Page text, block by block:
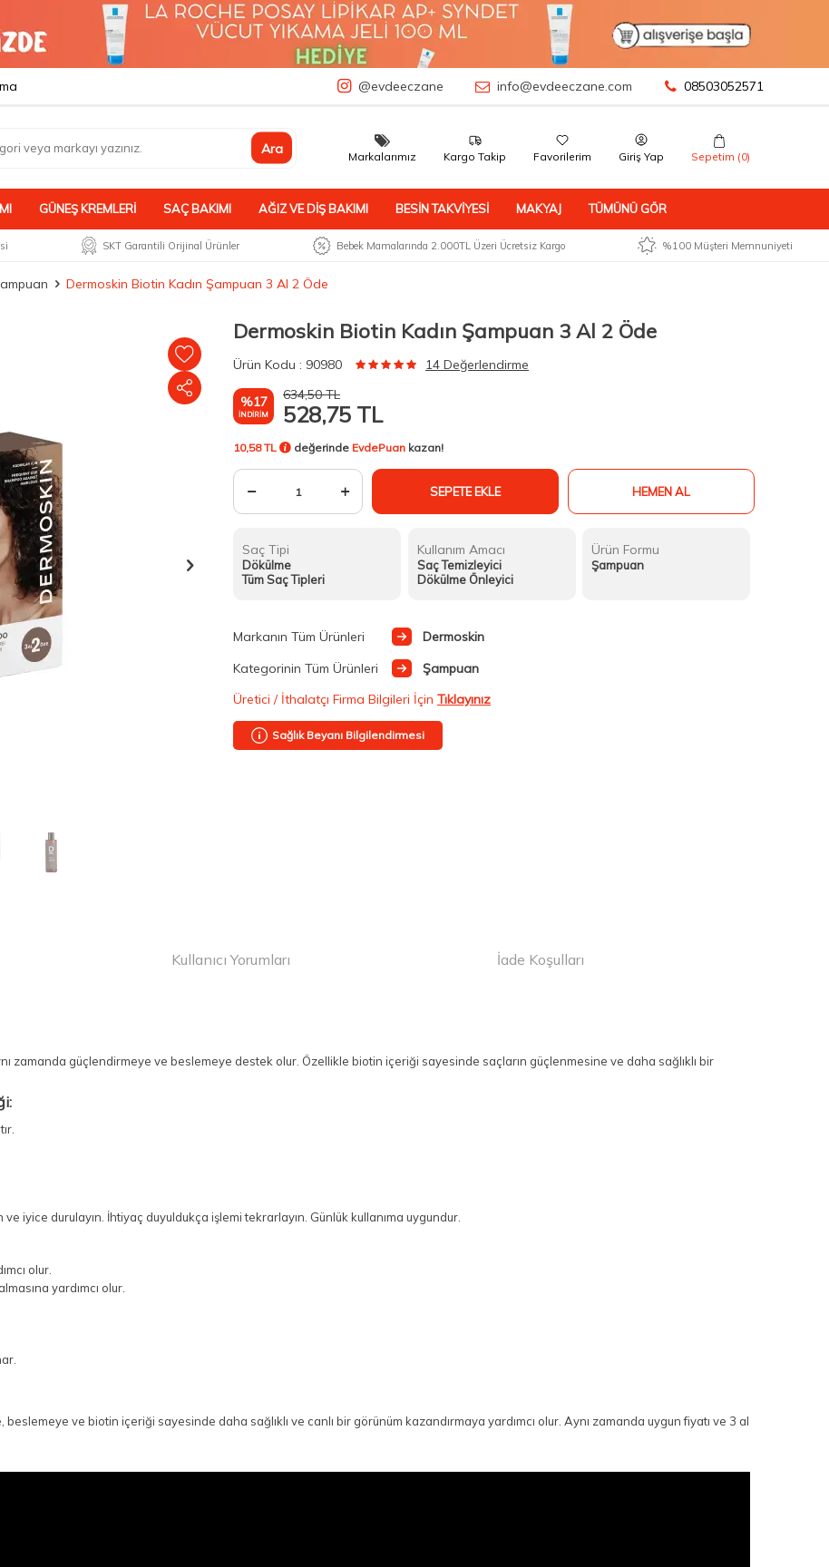
@evdeeczane info@evdeeczane.com 08503052571
Ara Markalarımız Kargo Takip Favorilerim Giriş Yap Sepetim (0)
GÜNEŞ KREMLERI SAÇ BAKIMI AĞIZ VE DIŞ BAKIMI BESIN TAKVIYESI MAKYAJ TÜMÜNÜ GÖR
SKT Garantili Orijinal Ürünler Bebek Mamalarında 2.000TL Üzeri Ücretsiz Kargo %100 Müşteri Memnuniyeti
Dermoskin Biotin Kadın Şampuan 3 Al 2 Öde
Dermoskin Biotin Kadın Şampuan 3 Al 2 Öde
Ürün Kodu : 90980 14 Değerlendirme
%17
İNDIRIM
634,50TL
528,75 TL
10,58 TL değerinde EvdePuan kazan!
SEPETE EKLE HEMEN AL
Saç Tipi
Dökülme
Tüm Saç Tipleri
Kullanım Amacı
Saç Temizleyici
Dökülme Önleyici
Ürün Formu
Şampuan
Markanın Tüm Ürünleri
Dermoskin
Kategorinin Tüm Ürünleri
Şampuan
Üretici / İthalatçı Firma Bilgileri İçin Tıklayınız
Sağlık Beyanı Bilgilendirmesi
Kullanıcı Yorumları İade Koşulları
zamanda güçlendirmeye ve beslemeye destek olur. Özellikle biotin içeriği sayesinde saçların güçlenmesine ve daha sağlıklı bir
iyice durulayın. İhtiyaç duyuldukça işlemi tekrarlayın. Günlük kullanıma uygundur.
olur.
yardımcı olur.
beslemeye ve biotin içeriği sayesinde daha sağlıklı ve canlı bir görünüm kazandırmaya yardımcı olur. Aynı zamanda uygun fiyatı ve 3 al